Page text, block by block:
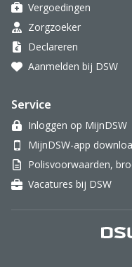
Vergoedingen
Zorgzoeker
Declareren
Aanmelden bij DSW
Service
Inloggen op MijnDSW
MijnDSW-app
Polisvoorwaarden,
Vacatures bij DSW